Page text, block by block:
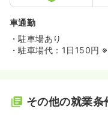
車通勤
・駐車場あり
・駐車場代：1日150円
その他の就業条